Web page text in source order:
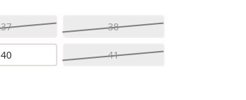
37 38
40 41